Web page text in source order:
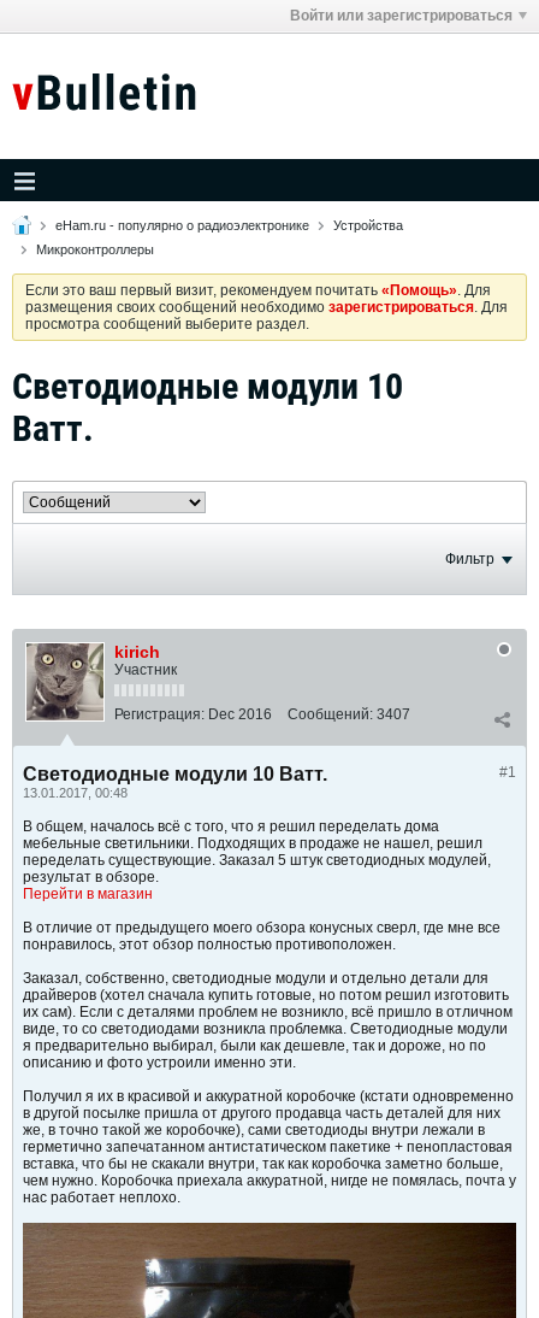
Войти или зарегистрироваться
eHam.ru - популярно о радиоэлектронике
Устройства
Микроконтроллеры
Если это ваш первый визит, рекомендуем почитать «Помощь». Для
размещения своих сообщений необходимо зарегистрироваться. Для
просмотра сообщений выберите раздел.
Светодиодные модули 10
Ватт.
Фильтр
kirich
Участник
Регистрация: Dec 2016 Сообщений: 3407
#1
Светодиодные модули 10 Ватт.
13.01.2017, 00:48
В общем, началось всё с того, что я решил переделать дома
мебельные светильники. Подходящих в продаже не нашел, решил
переделать существующие. Заказал 5 штук светодиодных модулей,
результат в обзоре.
Перейти в магазин
В отличие от предыдущего моего обзора конусных сверл, где мне все
понравилось, этот обзор полностью противоположен.
Заказал, собственно, светодиодные модули и отдельно детали для
драйверов (хотел сначала купить готовые, но потом решил изготовить
их сам). Если с деталями проблем не возникло, всё пришло в отличном
виде, то со светодиодами возникла проблемка. Светодиодные модули
я предварительно выбирал, были как дешевле, так и дороже, но по
описанию и фото устроили именно эти.
Получил я их в красивой и аккуратной коробочке (кстати одновременно
в другой посылке пришла от другого продавца часть деталей для них
же, в точно такой же коробочке), сами светодиоды внутри лежали в
герметично запечатанном антистатическом пакетике + пенопластовая
вставка, что бы не скакали внутри, так как коробочка заметно больше,
чем нужно. Коробочка приехала аккуратной, нигде не помялась, почта у
нас работает неплохо.